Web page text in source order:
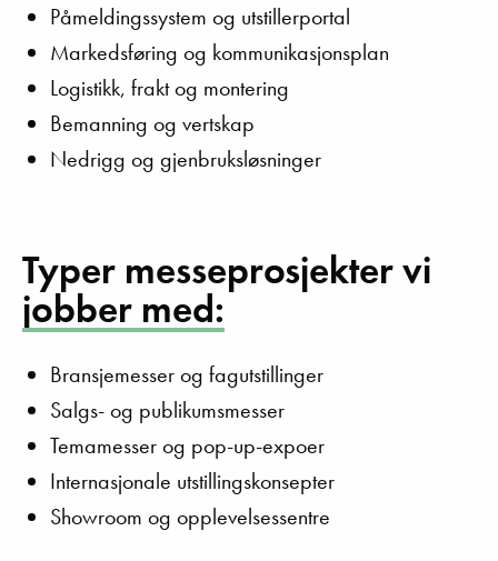
Påmeldingssystem og utstillerportal
Markedsføring og kommunikasjonsplan
Logistikk, frakt og montering
Bemanning og vertskap
Nedrigg og gjenbruksløsninger
Typer messeprosjekter vi
jobber med:
Bransjemesser og fagutstillinger
Salgs- og publikumsmesser
Temamesser og pop-up-expoer
Internasjonale utstillingskonsepter
Showroom og opplevelsessentre